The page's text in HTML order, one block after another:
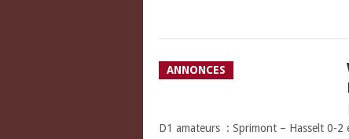
ANNONCES
D1 amateurs : Sprimont – Hasselt 0-2